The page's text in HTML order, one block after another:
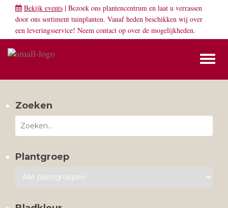
Bekijk events | Bezoek ons plantencentrum en laat u verrassen
door ons sortiment tuinplanten. Vanaf heden beschikken wij over
een leveringsservice! Neem contact op over de mogelijkheden.
Zoeken
Plantgroep